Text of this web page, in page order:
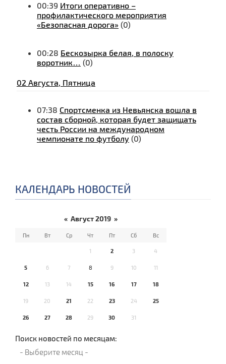
00:39 Итоги оперативно –
профилактического мероприятия
«Безопасная дорога» (0)
00:28 Бескозырка белая, в полоску
воротник… (0)
02 Августа, Пятница
07:38 Спортсменка из Невьянска вошла в
состав сборной, которая будет защищать
честь России на международном
чемпионате по футболу (0)
КАЛЕНДАРЬ НОВОСТЕЙ
« Август 2019 »
Пн Вт Ср Чт Пт Сб Вс
1 2 3 4
5 6 7 8 9 10 11
12 13 14 15 16 17 18
19 20 21 22 23 24 25
26 27 28 29 30 31
Поиск новостей по месяцам: